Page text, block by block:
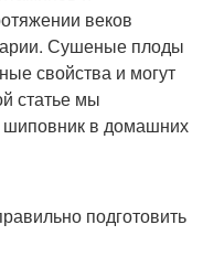
веков
Сушеные плоды
свойства и могут
статье мы
шиповник в домашних
подготовить